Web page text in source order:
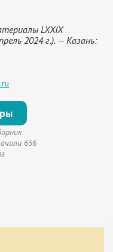
LXXIX
2024 г.). — Казань:
656